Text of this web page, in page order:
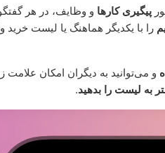
پیگیری کارها و وظایف، در هر
را با یکدیگر هماهنگ یا لیست خرید
و می‌توانید به دیگران امکان علامت
به لیست را بدهید.